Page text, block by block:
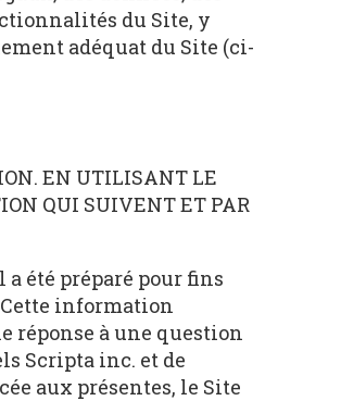
du Site, y
adéquat du Site (ci-
EN UTILISANT LE
QUI SUIVENT ET PAR
été préparé pour fins
information
réponse à une question
Scripta inc. et de
aux présentes, le Site